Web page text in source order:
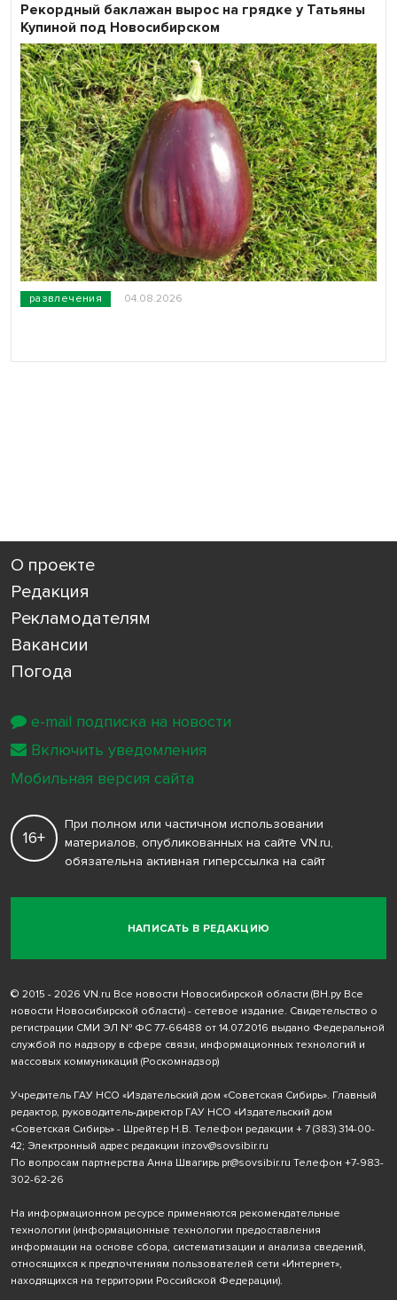
развлечения 04.08.2026
Рекордный баклажан вырос на грядке у Татьяны
Купиной под Новосибирском
О проекте
Редакция
Рекламодателям
Вакансии
Погода
НАПИСАТЬ В РЕДАКЦИЮ
16+
При полном или частичном использовании
материалов, опубликованных на сайте VN.ru,
обязательна активная гиперссылка на сайт
© 2015 - 2026 VN.ru Все новости Новосибирской области (ВН.ру Все
новости Новосибирской области) - сетевое издание. Свидетельство о
регистрации СМИ ЭЛ № ФС 77-66488 от 14.07.2016 выдано Федеральной
службой по надзору в сфере связи, информационных технологий и
массовых коммуникаций (Роскомнадзор)
Учредитель ГАУ НСО «Издательский дом «Советская Сибирь». Главный
редактор, руководитель-директор ГАУ НСО «Издательский дом
«Советская Сибирь» - Шрейтер Н.В. Телефон редакции + 7 (383) 314-00-
42; Электронный адрес редакции inzov@sovsibir.ru
По вопросам партнерства Анна Швагирь pr@sovsibir.ru Телефон +7-983-
302-62-26
На информационном ресурсе применяются рекомендательные
технологии (информационные технологии предоставления
информации на основе сбора, систематизации и анализа сведений,
относящихся к предпочтениям пользователей сети «Интернет»,
находящихся на территории Российской Федерации).
e-mail подписка на новости
Включить уведомления
Мобильная версия сайта